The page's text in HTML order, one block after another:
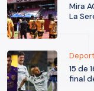
Mira
La
15 de
final